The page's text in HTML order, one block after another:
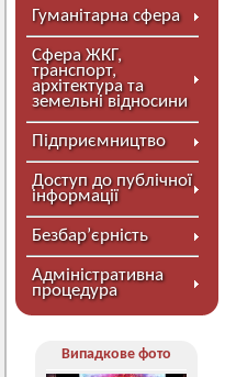
Гуманітарна сфера
Сфера ЖКГ,
транспорт,
архітектура та
земельні відносини
Підприємництво
Доступ до публічної
інформації
Безбар’єрність
Адміністративна
процедура
Випадкове фото